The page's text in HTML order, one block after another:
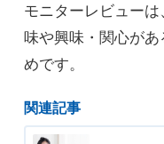
モニターレビュー
味や興味・関心が
めです。
関連記事